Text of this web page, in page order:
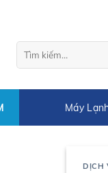
kiếm:
Máy
DỊCH